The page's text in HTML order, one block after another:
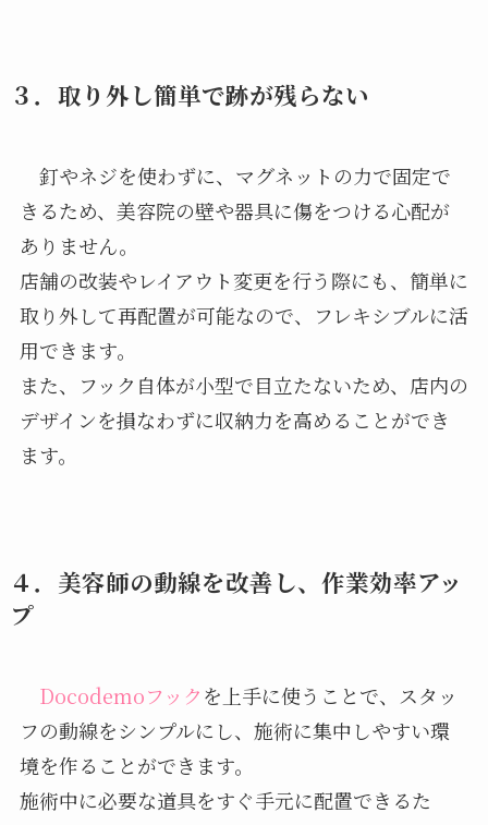
３．取り外し簡単で跡が残らない
釘やネジを使わずに、マグネットの力で固定で
きるため、美容院の壁や器具に傷をつける心配が
ありません。
店舗の改装やレイアウト変更を行う際にも、簡単に
取り外して再配置が可能なので、フレキシブルに活
用できます。
また、フック自体が小型で目立たないため、店内の
デザインを損なわずに収納力を高めることができ
ます。
４．美容師の動線を改善し、作業効率アッ
プ
Docodemoフックを上手に使うことで、スタッ
フの動線をシンプルにし、施術に集中しやすい環
境を作ることができます。
施術中に必要な道具をすぐ手元に配置できるた